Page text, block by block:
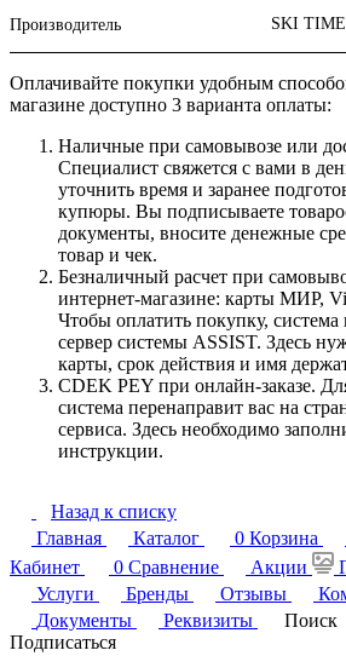
Производитель SKI TIME
Оплачивайте покупки удобным
магазине доступно 3 варианта оплаты:
Наличные при самовывозе или
Специалист свяжется с вами в
уточнить время и заранее
купюры. Вы подписываете
документы, вносите денежные
товар и чек.
Безналичный расчет при
интернет-магазине: карты МИР,
Чтобы оплатить покупку, система
сервер системы ASSIST. Здесь
карты, срок действия и имя
CDEK PEY при онлайн-заказе.
система перенаправит вас на
сервиса. Здесь необходимо
инструкции.
Назад к списку
Главная
Каталог 0 Корзина
Кабинет
0 Сравнение Акции
Услуги
Бренды Отзывы
Документы
Реквизиты Поиск
Подписаться